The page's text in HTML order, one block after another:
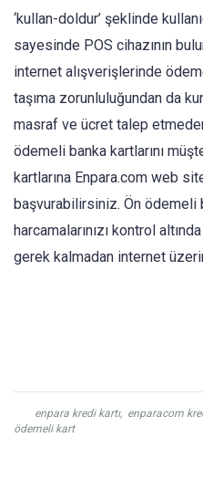
‘kullan-doldur’ şeklinde
sayesinde POS cihazının
internet alışverişlerinde
taşıma zorunluluğundan da
masraf ve ücret talep
ödemeli banka kartlarını
kartlarına Enpara.com web
başvurabilirsiniz. Ön ödemeli
harcamalarınızı kontrol
gerek kalmadan internet
enpara kredi kartı, enparacom
ödemeli kart